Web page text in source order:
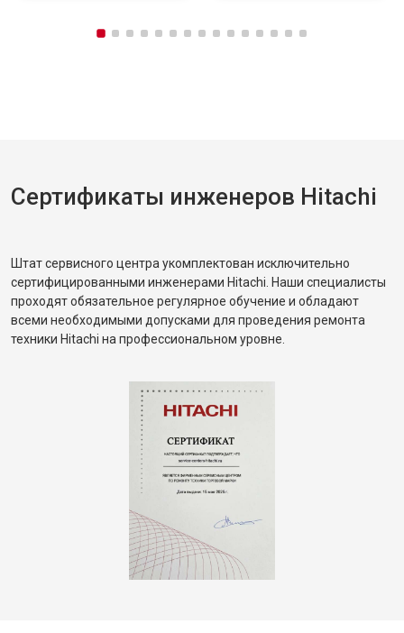
Сертификаты инженеров Hitachi
Штат сервисного центра укомплектован исключительно
сертифицированными инженерами Hitachi. Наши специалисты
проходят обязательное регулярное обучение и обладают
всеми необходимыми допусками для проведения ремонта
техники Hitachi на профессиональном уровне.